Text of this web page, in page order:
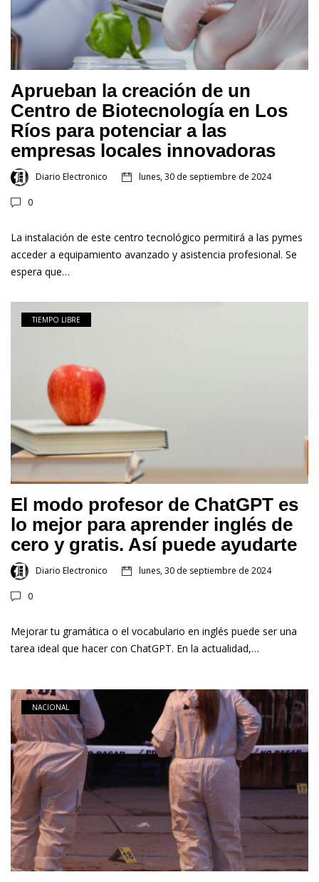
Aprueban la creación de un
Centro de Biotecnología en Los
Ríos para potenciar a las
empresas locales innovadoras
Diario Electronico lunes, 30 de septiembre de 2024
0
La instalación de este centro tecnológico permitirá a las pymes
acceder a equipamiento avanzado y asistencia profesional. Se
espera que…
TIEMPO LIBRE
El modo profesor de ChatGPT es
lo mejor para aprender inglés de
cero y gratis. Así puede ayudarte
Diario Electronico lunes, 30 de septiembre de 2024
0
Mejorar tu gramática o el vocabulario en inglés puede ser una
tarea ideal que hacer con ChatGPT. En la actualidad,…
NACIONAL